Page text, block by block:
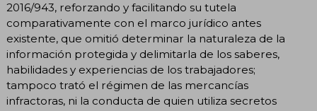
2016/943, reforzando y facilitando su tutela
comparativamente con el marco jurídico antes
existente, que omitió determinar la naturaleza de la
información protegida y delimitarla de los saberes,
habilidades y experiencias de los trabajadores;
tampoco trató el régimen de las mercancías
infractoras, ni la conducta de quien utiliza secretos